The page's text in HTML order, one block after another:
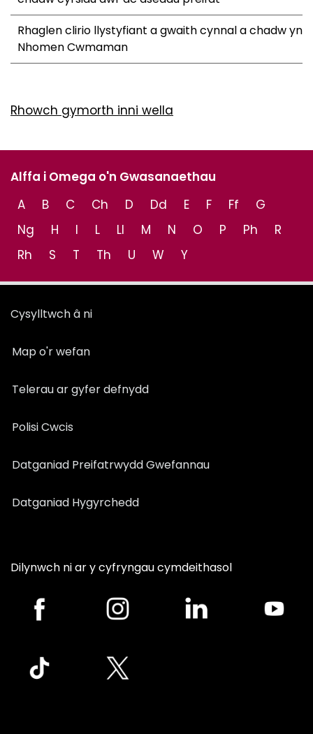
Rhaglen clirio llystyfiant a gwaith cynnal a chadw yn
Nhomen Cwmaman
Rhowch gymorth inni wella
Alffa i Omega o'n Gwasanaethau
A
B C Ch D Dd E F Ff
G
Ng
H I L Ll M N O P Ph
R
Rh
S T Th U W Y
Cysylltwch â ni
Map o'r wefan
Telerau ar gyfer defnydd
Polisi Cwcis
Datganiad Preifatrwydd Gwefannau
Datganiad Hygyrchedd
Dilynwch ni ar y cyfryngau cymdeithasol